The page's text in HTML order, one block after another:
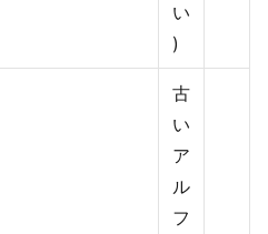
い
)
古
い
ア
ル
フ